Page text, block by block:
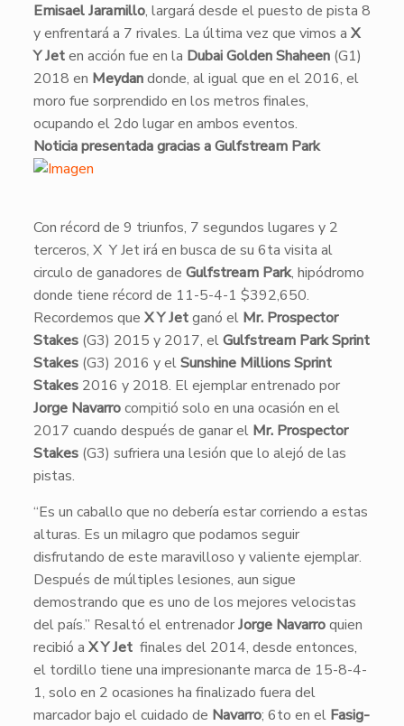
Emisael Jaramillo, largará desde el puesto de pista 8
y enfrentará a 7 rivales. La última vez que vimos a X
Y Jeten acción fue en la Dubai Golden Shaheen(G1)
2018 en Meydandonde, al igual que en el 2016, el
moro fue sorprendido en los metros finales,
ocupando el 2do lugar en ambos eventos.
Noticia presentada gracias a Gulfstream Park
​Con récord de 9 triunfos, 7 segundos lugares y 2
terceros, X Y Jet irá en busca de su 6ta visita al
circulo de ganadores de Gulfstream Park, hipódromo
donde tiene récord de 11-5-4-1 $392,650.
Recordemos que X Y Jetganó el Mr. Prospector
Stakes(G3) 2015 y 2017, elGulfstream Park Sprint
Stakes(G3) 2016 y elSunshine Millions Sprint
Stakes2016 y 2018. El ejemplar entrenado por
Jorge Navarrocompitió solo en una ocasión en el
2017 cuando después de ganar el Mr. Prospector
Stakes(G3) sufriera una lesión que lo alejó de las
pistas.
“Es un caballo que no debería estar corriendo a estas
alturas. Es un milagro que podamos seguir
disfrutando de este maravilloso y valiente ejemplar.
Después de múltiples lesiones, aun sigue
demostrando que es uno de los mejores velocistas
del país.” Resaltó el entrenadorJorge Navarroquien
recibió a X Y Jetfinales del 2014, desde entonces,
el tordillo tiene una impresionante marca de 15-8-4-
1, solo en 2 ocasiones ha finalizado fuera del
marcador bajo el cuidado de Navarro; 6to en el Fasig-